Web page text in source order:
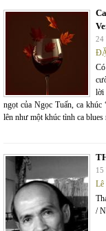
24
lời
ngọt của Ngọc Tuấn, ca
lên như một khúc tình ca blues
15
Lê
/